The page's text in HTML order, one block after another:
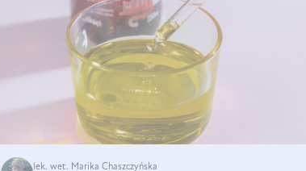
lek. wet. Marika Chaszczyńska